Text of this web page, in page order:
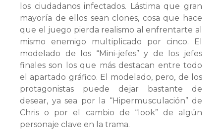
los ciudadanos infectados. Lástima que gran
mayoría de ellos sean clones, cosa que hace
que el juego pierda realismo al enfrentarte al
mismo enemigo multiplicado por cinco. El
modelado de los “Mini-jefes” y de los jefes
finales son los que más destacan entre todo
el apartado gráfico. El modelado, pero, de los
protagonistas puede dejar bastante de
desear, ya sea por la “Hipermusculación” de
Chris o por el cambio de “look” de algún
personaje clave en la trama.